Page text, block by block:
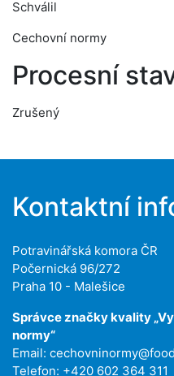
Schválil
Cechovní normy
Procesní
Zrušený
Kontaktní
Potravinářská komora ČR
Počernická 96/272
Praha 10 - Malešice
Správce značky kvality
normy“
Email:
Telefon: +420 602 364 311